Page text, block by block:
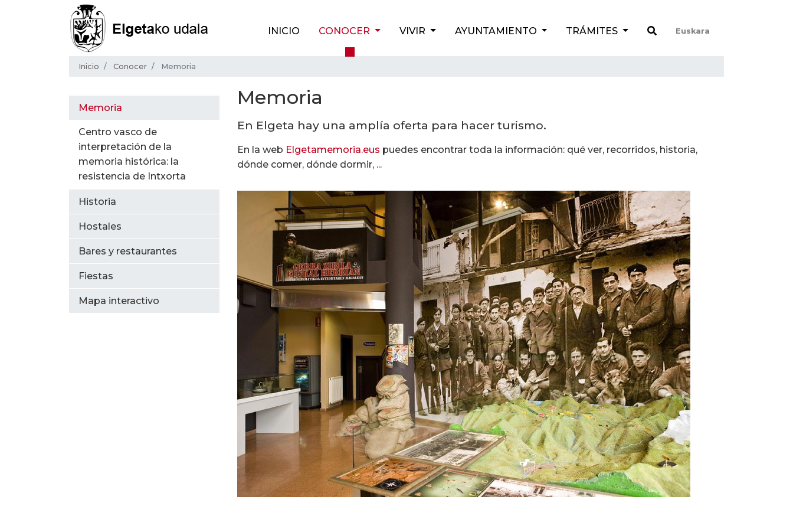
INICIO CONOCER VIVIR AYUNTAMIENTO TRÁMITES Euskara
Inicio Conocer Memoria
Memoria
En Elgeta hay una amplía oferta para hacer turismo.
En la web Elgetamemoria.eus puedes encontrar toda la información: qué ver, recorridos, historia,
dónde comer, dónde dormir, ...
Memoria
Centro vasco de
interpretación de la
memoria histórica: la
resistencia de Intxorta
Historia
Hostales
Bares y restaurantes
Fiestas
Mapa interactivo